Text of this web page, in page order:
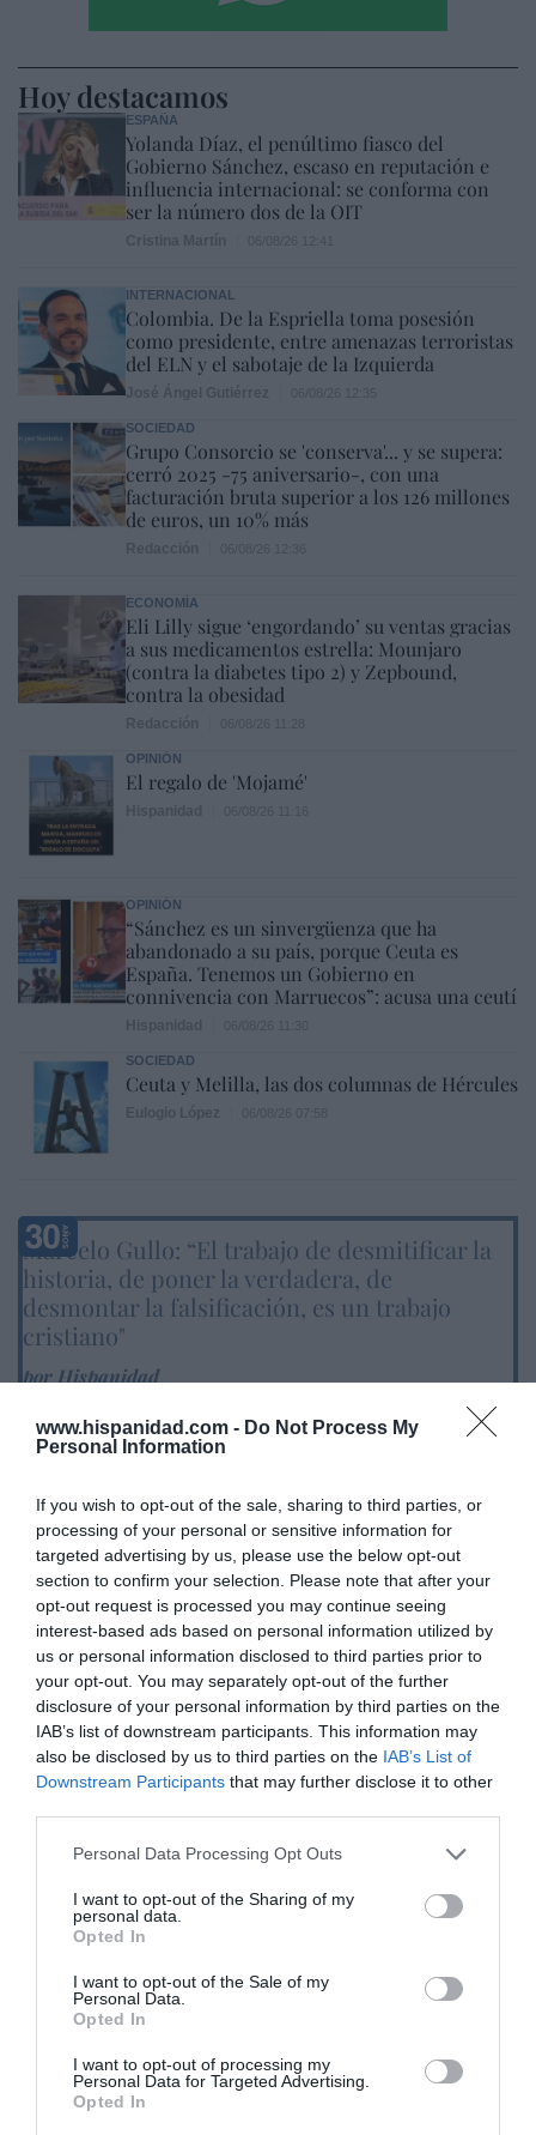
www.hispanidad.com - Do Not Process My
Personal Information
If you wish to opt-out of the sale, sharing to third parties, or
processing of your personal or sensitive information for
targeted advertising by us, please use the below opt-out
section to confirm your selection. Please note that after your
opt-out request is processed you may continue seeing
interest-based ads based on personal information utilized by
us or personal information disclosed to third parties prior to
your opt-out. You may separately opt-out of the further
disclosure of your personal information by third parties on the
IAB’s list of downstream participants. This information may
also be disclosed by us to third parties on the IAB’s List of
Downstream Participants that may further disclose it to other
Personal Data Processing Opt Outs
I want to opt-out of the Sharing of my
personal data.
Opted In
I want to opt-out of the Sale of my
Personal Data.
Opted In
I want to opt-out of processing my
Personal Data for Targeted Advertising.
Opted In
Hoy destacamos
ESPAÑA
Yolanda Díaz, el penúltimo fiasco del
Gobierno Sánchez, escaso en reputación e
influencia internacional: se conforma con
ser la número dos de la OIT
INTERNACIONAL
Colombia. De la Espriella toma posesión
como presidente, entre amenazas terroristas
del ELN y el sabotaje de la Izquierda
SOCIEDAD
Grupo Consorcio se 'conserva'... y se supera:
cerró 2025 -75 aniversario-, con una
facturación bruta superior a los 126 millones
de euros, un 10% más
ECONOMÍA
Eli Lilly sigue ‘engordando’ su ventas gracias
a sus medicamentos estrella: Mounjaro
(contra la diabetes tipo 2) y Zepbound,
contra la obesidad
OPINIÓN
El regalo de 'Mojamé'
OPINIÓN
“Sánchez es un sinvergüenza que ha
abandonado a su país, porque Ceuta es
España. Tenemos un Gobierno en
connivencia con Marruecos”: acusa una ceutí
SOCIEDAD
Ceuta y Melilla, las dos columnas de Hércules
Marcelo Gullo: “El trabajo de desmitificar la
historia, de poner la verdadera, de
desmontar la falsificación, es un trabajo
cristiano"
por Hispanidad
Diario de la corrupción sanchista. Bolaños
se reunió en el año 2025 hasta seis veces
con Zapatero, mientras se desarrollaba la
investigación judicial sobre la aerolínea
Plus Ultra
por Redacción
Artículos anteriores
Opinión
por Eulogio López